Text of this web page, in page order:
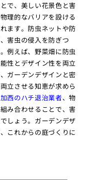
で、美しい花景色と害
理的なバリアを設ける
ます。防虫ネットや防
害虫の侵入を防ぎつ
例えば、野菜畑に防虫
性とデザイン性を両立
ガーデンデザインと密
立させる知恵が求めら
加西のハチ退治業者、物
み合わせることで、害
しょう。ガーデンデザ
これからの庭づくりに